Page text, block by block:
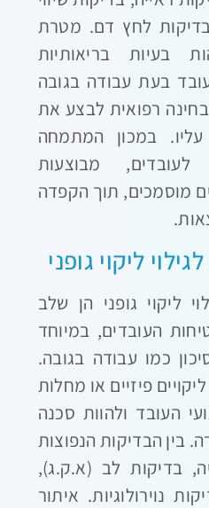
לחץ דם. מטרת
בעיות בריאותיות
בעת עבודה בגובה
רפואית לבצע את
במכון המתמחה
לעובדים, מבוצעות
מוסמכים, תוך הקפדה
ליקוי גופני
ליקוי גופני הן שלב
העובדים, במיוחד
כמו עבודה בגובה.
פיזיים או מחלות
העובד ולהוות סכנה
בין הבדיקות הנפוצות
בדיקות לב (א.ק.ג),
נוירולוגיות. איתור